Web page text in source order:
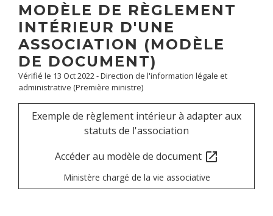
MODÈLE DE RÈGLEMENT
INTÉRIEUR D'UNE
ASSOCIATION (MODÈLE
DE DOCUMENT)
Vérifié le 13 Oct 2022 - Direction de l'information légale et
administrative (Première ministre)
Exemple de règlement intérieur à adapter aux
statuts de l'association
Accéder au modèle de document open_in_new
Ministère chargé de la vie associative